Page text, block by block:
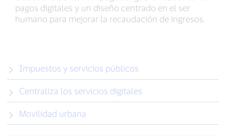
pagos digitales y un diseño centrado en el ser
humano para mejorar la recaudación de ingresos.
Impuestos y servicios públicos
Centraliza los servicios digitales
Movilidad urbana